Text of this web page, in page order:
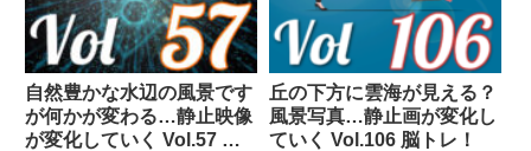
自然豊かな水辺の風景です
が何かが変わる…静止映像
が変化していく Vol.57 脳
丘の下方に雲海が見える？
風景写真…静止画が変化し
ていく Vol.106 脳トレ！